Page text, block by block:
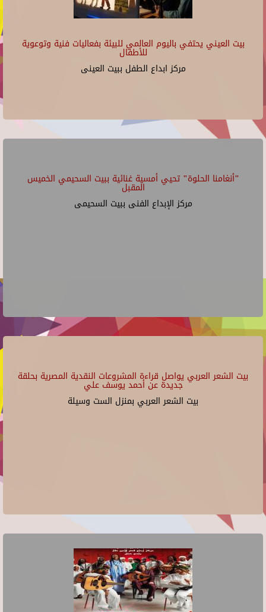
بيت العيني يحتفي باليوم العالمي للبيئة بفعاليات فنية وتوعوية
للأطفال
مركز ابداع الطفل ببيت العينى
"أنغامنا الحلوة" تحيي أمسية غنائية ببيت السحيمي الخميس
المقبل
مركز الإبداع الفنى ببيت السحيمى
بيت الشعر العربي يواصل قراءة المشروعات النقدية المصرية بحلقة
جديدة عن أحمد يوسف علي
بيت الشعر العربي بمنزل الست وسيلة